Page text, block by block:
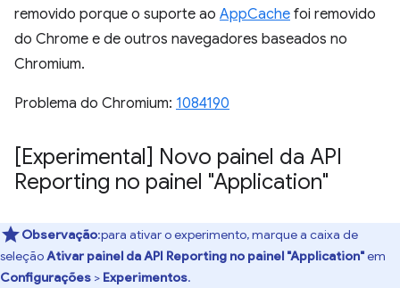
removido porque o suporte ao AppCache foi removido
do Chrome e de outros navegadores baseados no
Chromium.
Problema do Chromium: 1084190
[Experimental] Novo painel da API
Reporting no painel "Application"
Observação:para ativar o experimento, marque a caixa de
seleçãoAtivar painel da API Reporting no painel "Application"em
Configurações > Experimentos.